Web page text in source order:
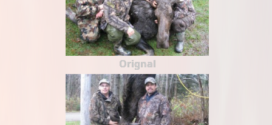
Orignal